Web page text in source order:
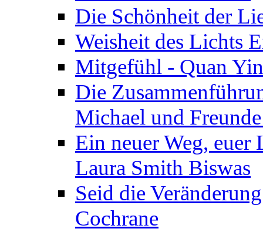
Die Schönheit der
Weisheit des Lichts
Mitgefühl - Quan
Die
Michael und
Ein neuer Weg, euer
Laura Smith Biswas
Seid die
Cochrane